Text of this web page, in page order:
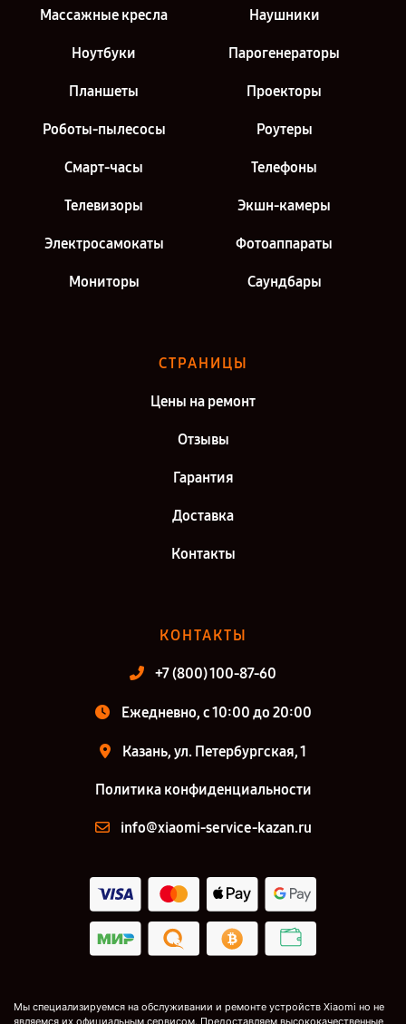
Массажные кресла Наушники
Ноутбуки Парогенераторы
Планшеты Проекторы
Роботы-пылесосы Роутеры
Смарт-часы Телефоны
Телевизоры Экшн-камеры
Электросамокаты Фотоаппараты
Мониторы Саундбары
СТРАНИЦЫ
Цены на ремонт
Отзывы
Гарантия
Доставка
Контакты
КОНТАКТЫ
+7 (800) 100-87-60
Ежедневно, с 10:00 до 20:00
Казань, ул. Петербургская, 1
Политика конфиденциальности
info@xiaomi-service-kazan.ru
Мы специализируемся на обслуживании и ремонте устройств Xiaomi но не